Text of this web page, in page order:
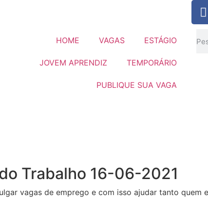
HOME VAGAS ESTÁGIO
JOVEM APRENDIZ TEMPORÁRIO
PUBLIQUE SUA VAGA
Trabalho 16-06-2021
vagas de emprego e com isso ajudar tanto